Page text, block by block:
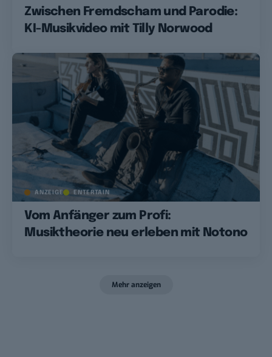
Zwischen Fremdscham und Parodie:
KI-Musikvideo mit Tilly Norwood
ANZEIGE ENTERTAIN
Vom Anfänger zum Profi:
Musiktheorie neu erleben mit Notono
Mehr anzeigen